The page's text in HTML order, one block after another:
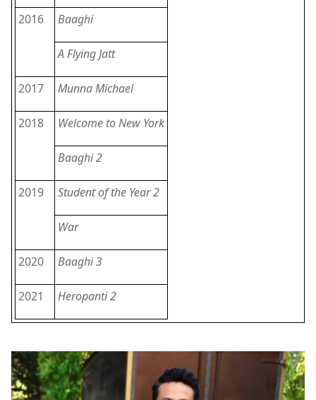
2016 Baaghi
A Flying Jatt
2017 Munna Michael
2018 Welcome to New York
Baaghi 2
2019 Student of the Year 2
War
2020 Baaghi 3
2021 Heropanti 2